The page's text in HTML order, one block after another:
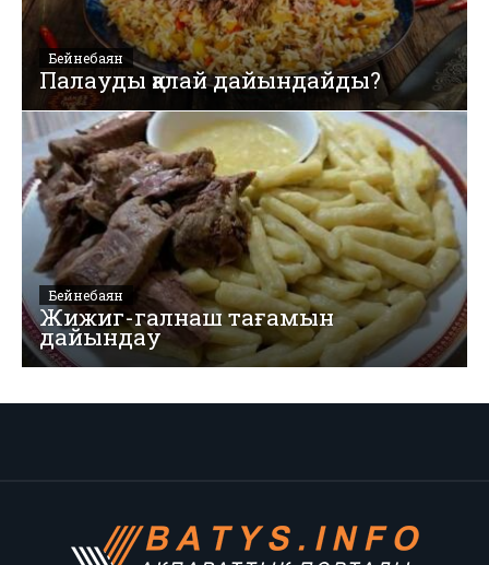
Бейнебаян
Палауды қалай дайындайды?
Бейнебаян
Жижиг-галнаш тағамын
дайындау